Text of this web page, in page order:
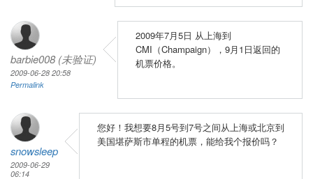
barbie008 (未验证)
2009-06-28 20:58
Permalink
2009年7月5日 从上海到
CMI（Champaign），9月1日返回的
机票价格。
snowsleep
2009-06-29
06:14
您好！我想要8月5号到7号之间从上海或北京到
美国堪萨斯市单程的机票，能给我个报价吗？